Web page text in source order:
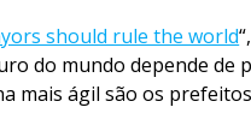
should rule the world
do mundo depende de
mais ágil são os